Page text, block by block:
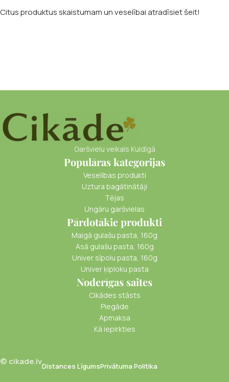
Citus produktus skaistumam un veselībai atradīsiet šeit!
Garšvielu veikals Kuldīgā
Populāras kategorijas
Veselības produkti
Uztura bagātinātāji
Tējas
Ungāru garšvielas
Pārdotākie produkti
Maigā gulašu pasta, 160g
Asā gulašu pasta, 160g
Univer sīpolu pasta, 160g
Univer ķiploku pasta
Noderīgas saites
Cikādes stāsts
Piegāde
Apmaksa
Kā iepirkties
© cikade.lvDistances LīgumsPrivātuma Politika